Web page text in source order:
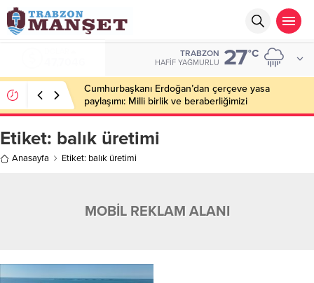
TRABZON
HAFIF YAĞMURLU 27°C
Cumhurbaşkanı Erdoğan’dan çerçeve yasa
paylaşımı: Milli birlik ve beraberliğimizi
perçinleyecek
Etiket: balık üretimi
Anasayfa Etiket: balık üretimi
MOBİL REKLAM ALANI